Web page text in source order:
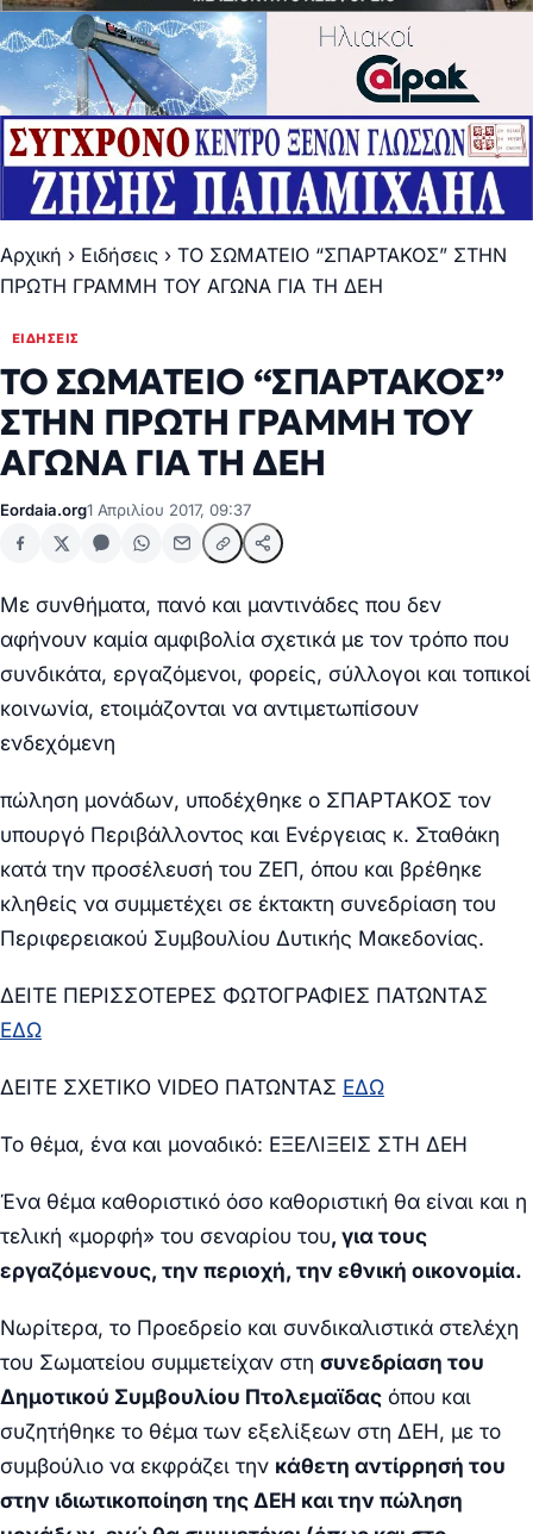
Αρχική › Ειδήσεις › ΤΟ ΣΩΜΑΤΕΙΟ “ΣΠΑΡΤΑΚΟΣ” ΣΤΗΝ
ΠΡΩΤΗ ΓΡΑΜΜΗ ΤΟΥ ΑΓΩΝΑ ΓΙΑ ΤΗ ΔΕΗ
ΕΙΔΉΣΕΙΣ
ΤΟ ΣΩΜΑΤΕΙΟ “ΣΠΑΡΤΑΚΟΣ”
ΣΤΗΝ ΠΡΩΤΗ ΓΡΑΜΜΗ ΤΟΥ
ΑΓΩΝΑ ΓΙΑ ΤΗ ΔΕΗ
Eordaia.org1 Απριλίου 2017, 09:37
Με συνθήματα, πανό και μαντινάδες που δεν
αφήνουν καμία αμφιβολία σχετικά με τον τρόπο που
συνδικάτα, εργαζόμενοι, φορείς, σύλλογοι και τοπικοί
κοινωνία, ετοιμάζονται να αντιμετωπίσουν
ενδεχόμενη
πώληση μονάδων, υποδέχθηκε ο ΣΠΑΡΤΑΚΟΣ τον
υπουργό Περιβάλλοντος και Ενέργειας κ. Σταθάκη
κατά την προσέλευσή του ΖΕΠ, όπου και βρέθηκε
κληθείς να συμμετέχει σε έκτακτη συνεδρίαση του
Περιφερειακού Συμβουλίου Δυτικής Μακεδονίας.
ΔΕΙΤΕ ΠΕΡΙΣΣΟΤΕΡΕΣ ΦΩΤΟΓΡΑΦΙΕΣ ΠΑΤΩΝΤΑΣ
ΕΔΩ
ΔΕΙΤΕ ΣΧΕΤΙΚΟ VIDEO ΠΑΤΩΝΤΑΣ ΕΔΩ
Το θέμα, ένα και μοναδικό: ΕΞΕΛΙΞΕΙΣ ΣΤΗ ΔΕΗ
Ένα θέμα καθοριστικό όσο καθοριστική θα είναι και η
τελική «μορφή» του σεναρίου του, για τους
εργαζόμενους, την περιοχή, την εθνική οικονομία.
Νωρίτερα, το Προεδρείο και συνδικαλιστικά στελέχη
του Σωματείου συμμετείχαν στη συνεδρίαση του
Δημοτικού Συμβουλίου Πτολεμαϊδας όπου και
συζητήθηκε το θέμα των εξελίξεων στη ΔΕΗ, με το
συμβούλιο να εκφράζει την κάθετη αντίρρησή του
στην ιδιωτικοποίηση της ΔΕΗ και την πώληση